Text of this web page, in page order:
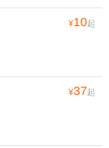
¥10起
¥37起